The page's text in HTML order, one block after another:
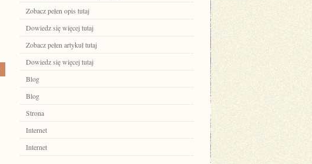
Zobacz pełen opis tutaj
Dowiedz się więcej tutaj
Zobacz pełen artykuł tutaj
Dowiedz się więcej tutaj
Blog
Blog
Strona
Internet
Internet